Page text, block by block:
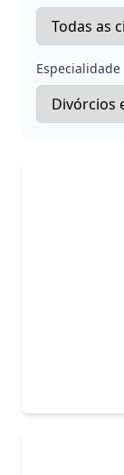
Especialidade